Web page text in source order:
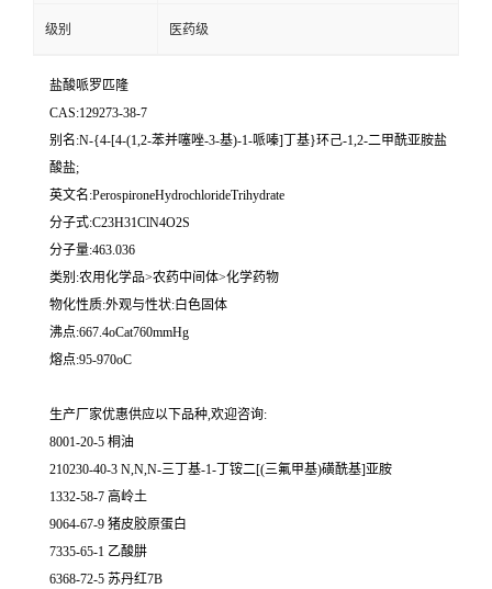
级别 医药级
盐酸哌罗匹隆
CAS:129273-38-7
别名:N-{4-[4-(1,2-苯并噻唑-3-基)-1-哌嗪]丁基}环己-1,2-二甲酰亚胺盐
酸盐;
英文名:PerospironeHydrochlorideTrihydrate
分子式:C23H31ClN4O2S
分子量:463.036
类别:农用化学品>农药中间体>化学药物
物化性质:外观与性状:白色固体
沸点:667.4oCat760mmHg
熔点:95-970oC
生产厂家优惠供应以下品种,欢迎咨询:
8001-20-5 桐油
210230-40-3 N,N,N-三丁基-1-丁铵二[(三氟甲基)磺酰基]亚胺
1332-58-7 高岭土
9064-67-9 猪皮胶原蛋白
7335-65-1 乙酸肼
6368-72-5 苏丹红7B